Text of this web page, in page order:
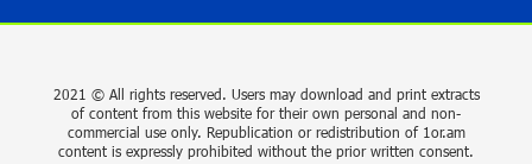
Andron Participates in the Tomorrow Mobility
2021 © All rights reserved. Users may download and print extracts
of content from this website for their own personal and non-
commercial use only. Republication or redistribution of 1or.am
content is expressly prohibited without the prior written consent.